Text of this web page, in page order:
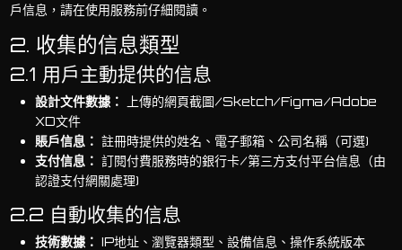
戶信息，請在使用服務前仔細閱讀。
2. 收集的信息類型
2.1 用戶主動提供的信息
設計文件數據：
上傳的網頁截圖/Sketch/Figma/Adobe
XD文件
賬戶信息： 註冊時提供的姓名、電子郵箱、公司名稱（可選)
支付信息： 訂閱付費服務時的銀行卡/第三方支付平台信息（由
認證支付網關處理)
2.2 自動收集的信息
技術數據： IP地址、瀏覽器類型、設備信息、操作系統版本